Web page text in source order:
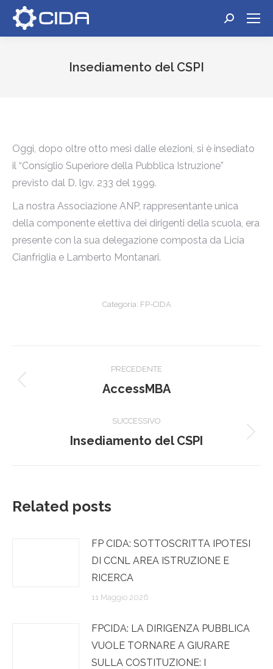
Cerca:
Insediamento del CSPI
Oggi, dopo oltre otto mesi dalle elezioni, si è insediato
il “Consiglio Superiore della Pubblica Istruzione”
previsto dal D. lgv. 233 del 1999.
La nostra Associazione ANP, rappresentante unica
della componente elettiva dei dirigenti della scuola, era
presente con la sua delegazione composta da Licia
Cianfriglia e Lamberto Montanari.
Categoria: FP-CIDA
tra
PRECEDENTE
Post
AccessMBA
SUCCESSIVO
Prossimo
Insediamento del CSPI
Related posts
FP CIDA: SOTTOSCRITTA IPOTESI
DI CCNL AREA ISTRUZIONE E
RICERCA
11 Maggio 2026
FPCIDA: LA DIRIGENZA PUBBLICA
VUOLE TORNARE A GIURARE
SULLA COSTITUZIONE: I